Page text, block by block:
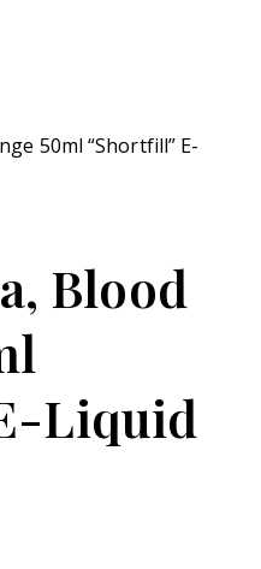
50ml “Shortfill” E-
Blood
Liquid